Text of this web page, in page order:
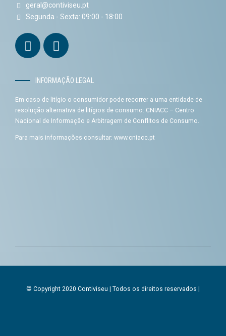
geral@contiviseu.pt
Segunda - Sexta: 09:00 - 18:00
INFORMAÇÃO LEGAL
Em caso de litígio o consumidor pode recorrer a uma entidade de
resolução alternativa de litígios de consumo: CNIACC – Centro
Nacional de Informação e Arbitragem de Conflitos de Consumo.
Para mais informações consultar: www.cniacc.pt
© Copyright 2020 Contiviseu | Todos os direitos reservados |